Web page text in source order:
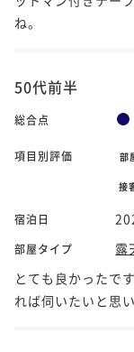
ね。
50代前半
総合点
項目別評価 部
接
宿泊日
部屋タイプ
露
とても良かったで
れば伺いたいと思い